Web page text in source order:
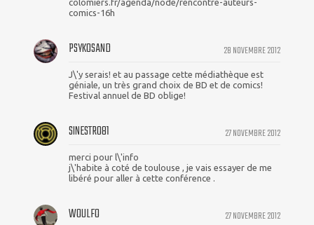
colomiers.fr/agenda/node/rencontre-auteurs-
comics-16h
28 NOVEMBRE 2012
PSYKOSAND
J\'y serais! et au passage cette médiathèque est
géniale, un très grand choix de BD et de comics!
Festival annuel de BD oblige!
27 NOVEMBRE 2012
SINESTRO81
merci pour l\'info
j\'habite à coté de toulouse , je vais essayer de me
libéré pour aller à cette conférence .
27 NOVEMBRE 2012
WOULFO